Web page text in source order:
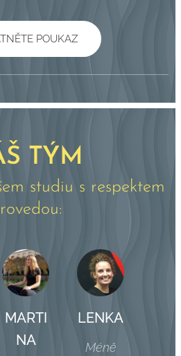
POUKAZ
TÝM
studiu s respektem
MARTI
NA
LENKA
Méně